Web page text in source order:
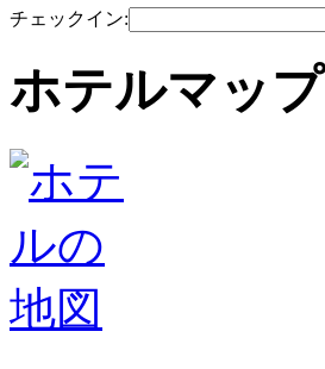
チェックイン:
ホテルマップ